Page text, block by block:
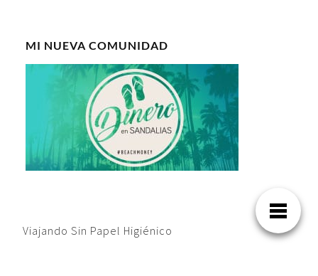
MI NUEVA COMUNIDAD
Viajando Sin Papel Higiénico